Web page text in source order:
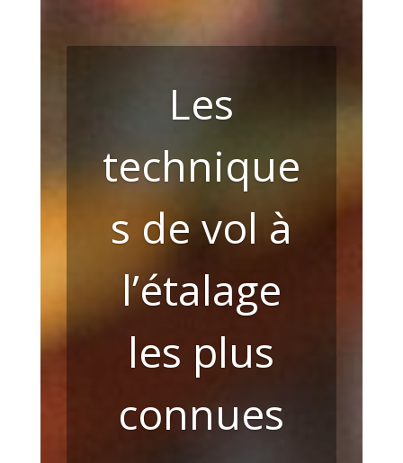
Les
technique
s de vol à
l’étalage
les plus
connues